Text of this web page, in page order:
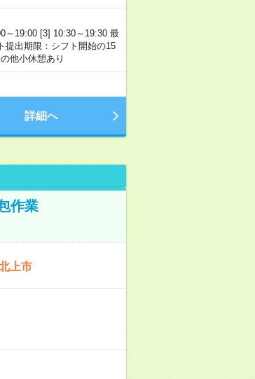
～19:00 [3] 10:30～19:30 最
提出期限：シフト開始の15
他小休憩あり
詳細へ
作業
上市